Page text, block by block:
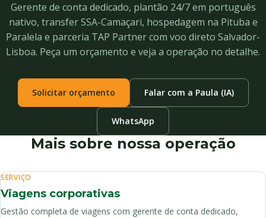
Gerente de conta dedicado, plantão 24/7 em português
nativo, transfer SSA-Camaçari, hospedagem na Pituba e
Paralela e parceria TAP Partner com voo direto Salvador-
Lisboa. Peça um orçamento e veja a operação no detalhe.
Solicitar orçamento Falar com a Paula (IA)
WhatsApp
Mais sobre nossa operação
SERVIÇO
Viagens corporativas
Gestão completa de viagens com gerente de conta dedicado,